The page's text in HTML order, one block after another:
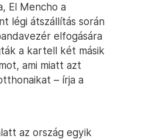
El Mencho a
légi átszállítás során
elfogására
a kartell két másik
ami miatt azt
– írja a
az ország egyik